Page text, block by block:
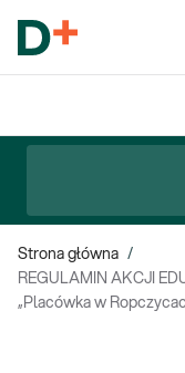
Strona główna /
REGULAMIN AKCJI
„Placówka w